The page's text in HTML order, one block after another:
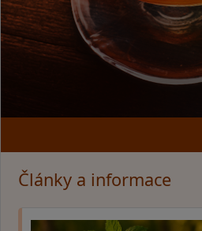
Články a informace